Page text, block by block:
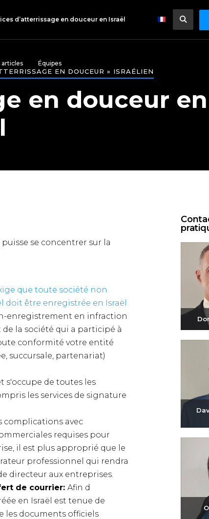
d’atterrissage en douceur en Israël
articles Équipes
EN DOUCEUR » ISRAÉLIEN
en douceur en
se concentrer sur la
que toute société non
doit être enregistrée en Israël
enregistrement en infraction
la société qui a participé à
conformité votre entité
succursale, partenariat)
s'occupe de toutes les
les services de signature
complications avec
requises pour
il est plus approprié que le
professionnel qui rendra
directeur aux entreprises.
de courrier:Afin d
en Israël est tenue de
les documents officiels